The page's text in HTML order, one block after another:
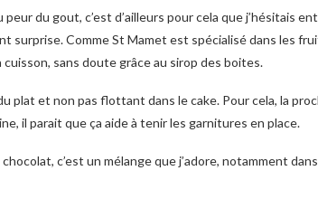
du gout, c’est d’ailleurs pour cela que j’hésitais
surprise. Comme St Mamet est spécialisé dans les
sans doute grâce au sirop des boites.
plat et non pas flottant dans le cake. Pour cela, la
il parait que ça aide à tenir les garnitures en place.
c’est un mélange que j’adore, notamment